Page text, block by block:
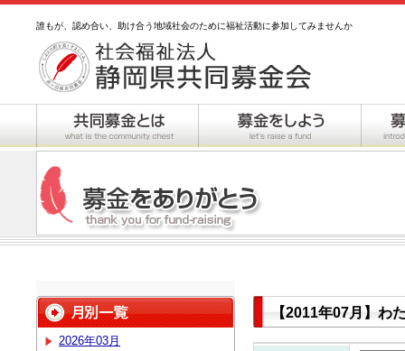
誰もが、認め合い、助け合う地域社会のために福祉活動に参加してみませんか
2026年03月
【2011年07月】わ